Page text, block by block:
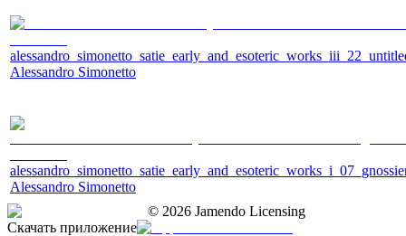
Alessandro Simonetto
Alessandro Simonetto
© 2026 Jamendo Licensing
Скачать приложение